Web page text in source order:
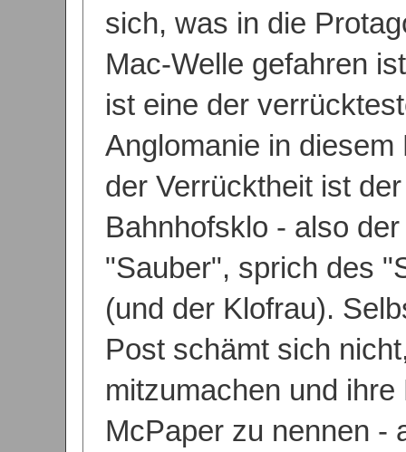
sich, was in die
Mac-Welle gefahren
ist eine der
Anglomanie in
der Verrücktheit ist
Bahnhofsklo - also
"Sauber", sprich des
(und der Klofrau).
Post schämt sich
mitzumachen und
McPaper zu nennen -